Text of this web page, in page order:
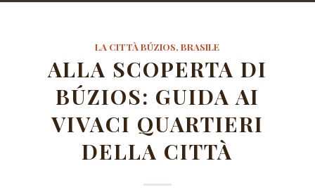
LA CITTÀ BÚZIOS, BRASILE
ALLA SCOPERTA DI
BÚZIOS: GUIDA AI
VIVACI QUARTIERI
DELLA CITTÀ